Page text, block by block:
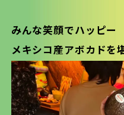
みんな笑顔でハッピー
メキシコ産アボカドを